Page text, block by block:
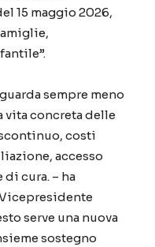
15 maggio 2026,
sempre meno
vita concreta delle
costi
accesso
cura. – ha
serve una nuova
sostegno